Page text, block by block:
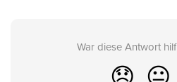
War diese Antwort